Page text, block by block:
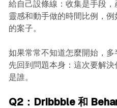
給自己設條線：收集是手段
靈感和動手做的時間比例，
的案子。
如果常常不知道怎麼開始，多
先回到問題本身：這次要解
是誰。
Q2：Dribbble 和